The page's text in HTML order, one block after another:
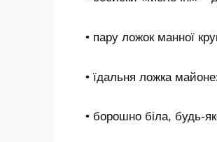
• пару ложок манної
• їдальня ложка
• борошно біла, будь-